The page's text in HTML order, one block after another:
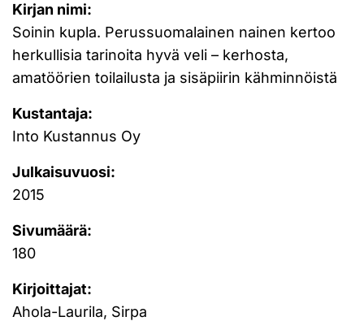
Kirjan nimi:
Soinin kupla. Perussuomalainen nainen kertoo
herkullisia tarinoita hyvä veli – kerhosta,
amatöörien toilailusta ja sisäpiirin kähminnöistä
Kustantaja:
Into Kustannus Oy
Julkaisuvuosi:
2015
Sivumäärä:
180
Kirjoittajat:
Ahola-Laurila, Sirpa